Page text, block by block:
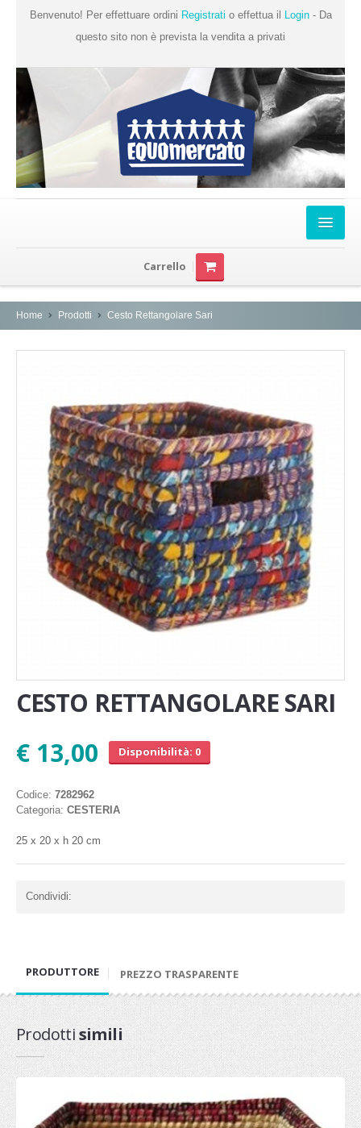
Benvenuto! Per effettuare ordini Registrati o effettua il Login- Da
questo sito non è prevista la vendita a privati
Chi Siamo
Prodotti
Produttori
Documenti
Carrello
Home Prodotti Cesto Rettangolare Sari
CESTO RETTANGOLARE SARI
€ 13,00
Disponibilità: 0
Codice: 7282962
Categoria: CESTERIA
25 x 20 x h 20 cm
Condividi:
PRODUTTORE PREZZO TRASPARENTE
Prodottisimili